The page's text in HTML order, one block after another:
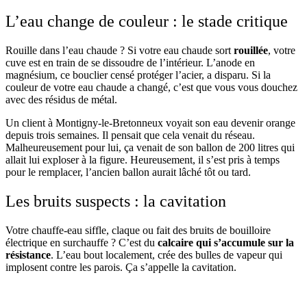
L’eau change de couleur : le stade critique
Rouille dans l’eau chaude ? Si votre eau chaude sort rouillée, votre
cuve est en train de se dissoudre de l’intérieur. L’anode en
magnésium, ce bouclier censé protéger l’acier, a disparu. Si la
couleur de votre eau chaude a changé, c’est que vous vous douchez
avec des résidus de métal.
Un client à Montigny-le-Bretonneux voyait son eau devenir orange
depuis trois semaines. Il pensait que cela venait du réseau.
Malheureusement pour lui, ça venait de son ballon de 200 litres qui
allait lui exploser à la figure. Heureusement, il s’est pris à temps
pour le remplacer, l’ancien ballon aurait lâché tôt ou tard.
Les bruits suspects : la cavitation
Votre chauffe-eau siffle, claque ou fait des bruits de bouilloire
électrique en surchauffe ? C’est du calcaire qui s’accumule sur la
résistance. L’eau bout localement, crée des bulles de vapeur qui
implosent contre les parois. Ça s’appelle la cavitation.